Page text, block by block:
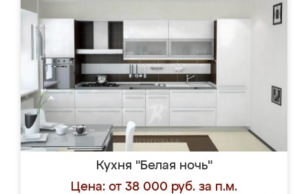
Кухня "Белая ночь"
Цена: от 38 000 руб. за п.м.